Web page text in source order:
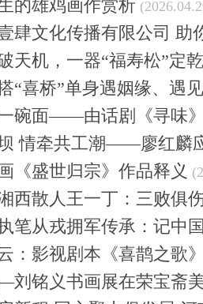
的雄鸡画作赏析
肆文化传播有限公司 助
天机，一器“福寿松”定
称“传家之宝”？
“喜桥”单身遇姻缘、遇
碗面——由话剧《寻味
情牵共工潮——廖红麟
祖仪式(2026.04.11 01:05)
《盛世归宗》作品释义
湘西散人王一丁：三败俱
悲歌(2026.04.05 22:03)
笔从戎拥军传承：记中
研究会主席苑建国
：影视剧本《喜鹊之歌
刘铭义书画展在荣宝斋